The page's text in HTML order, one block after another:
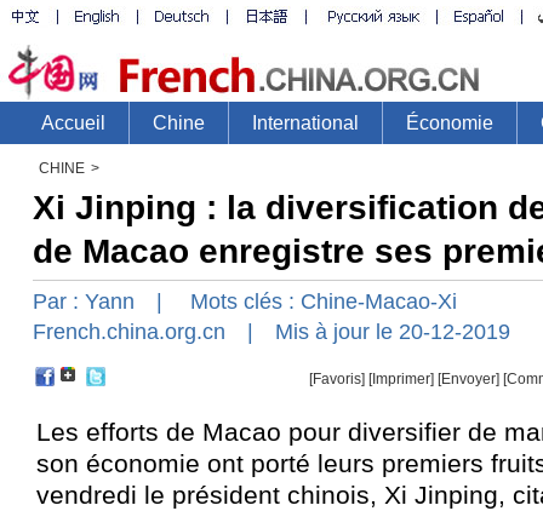
CHINE >
Xi Jinping : la diversification
de Macao enregistre ses
Par : Yann | Mots clés : Chine-Macao-Xi
French.china.org.cn | Mis à jour le 20-12-2019
[Favoris] [Imprimer] [Envoyer]
Les efforts de Macao pour diversifier de
son économie ont porté leurs premiers
vendredi le président chinois, Xi Jinping,